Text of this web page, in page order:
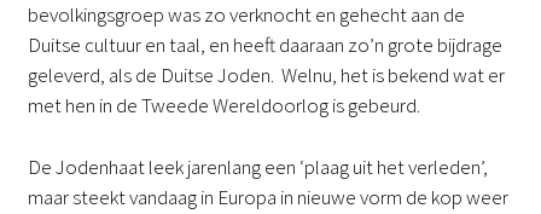
bevolkingsgroep was zo verknocht en gehecht aan de
Duitse cultuur en taal, en heeft daaraan zo’n grote bijdrage
geleverd, als de Duitse Joden. Welnu, het is bekend wat er
met hen in de Tweede Wereldoorlog is gebeurd.
De Jodenhaat leek jarenlang een ‘plaag uit het verleden’,
maar steekt vandaag in Europa in nieuwe vorm de kop weer